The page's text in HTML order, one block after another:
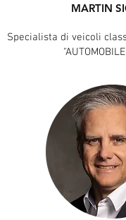
MARTIN
Specialista di veicoli